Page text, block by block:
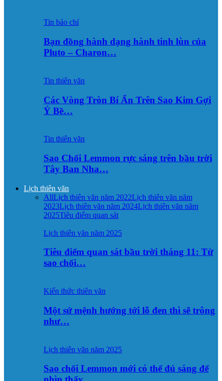
Tin báo chí
Bạn đồng hành dạng hành tinh lùn của
Pluto – Charon…
Tin thiên văn
Các Vòng Tròn Bí Ẩn Trên Sao Kim Gợi
Ý Bề…
Tin thiên văn
Sao Chổi Lemmon rực sáng trên bầu trời
Tây Ban Nha…
Lịch thiên văn
AllLịch thiên văn năm 2022Lịch thiên văn năm
2023Lịch thiên văn năm 2024Lịch thiên văn năm
2025Tiêu điểm quan sát
Lịch thiên văn năm 2025
Tiêu điểm quan sát bầu trời tháng 11: Từ
sao chổi…
Kiến thức thiên văn
Một sứ mệnh hướng tới lỗ đen thì sẽ trông
như…
Lịch thiên văn năm 2025
Sao chổi Lemmon mới có thể đủ sáng để